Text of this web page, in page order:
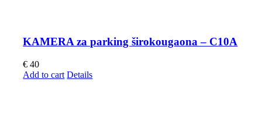
KAMERA za parking širokougaona – C10A
€ 40
Add to cart Details